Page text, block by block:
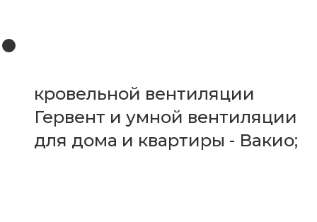
кровельной вентиляции
Гервент и умной вентиляции
для дома и квартиры - Вакио;